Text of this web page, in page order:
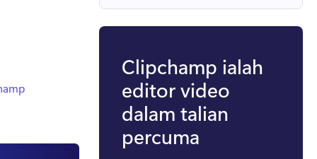
Clipchamp ialah
editor video
dalam talian
percuma